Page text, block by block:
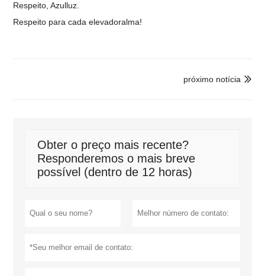
Respeito , Azulluz.
Respeito para cada elevadoralma!

próximo notícia
Obter o preço mais recente?
Responderemos o mais breve
possível (dentro de 12 horas)